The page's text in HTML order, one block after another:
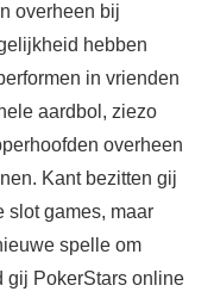
overheen bij
hebben
in vrienden
aardbol, ziezo
overheen
Kant bezitten gij
slot games, maar
spelle om
gij PokerStars online